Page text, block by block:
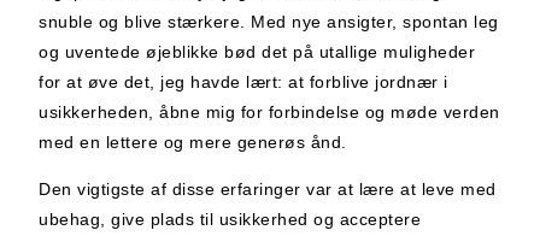
snuble og blive stærkere. Med nye ansigter, spontan leg
og uventede øjeblikke bød det på utallige muligheder
for at øve det, jeg havde lært: at forblive jordnær i
usikkerheden, åbne mig for forbindelse og møde verden
med en lettere og mere generøs ånd.
Den vigtigste af disse erfaringer var at lære at leve med
ubehag, give plads til usikkerhed og acceptere